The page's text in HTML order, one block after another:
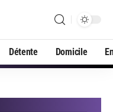
Détente Domicile